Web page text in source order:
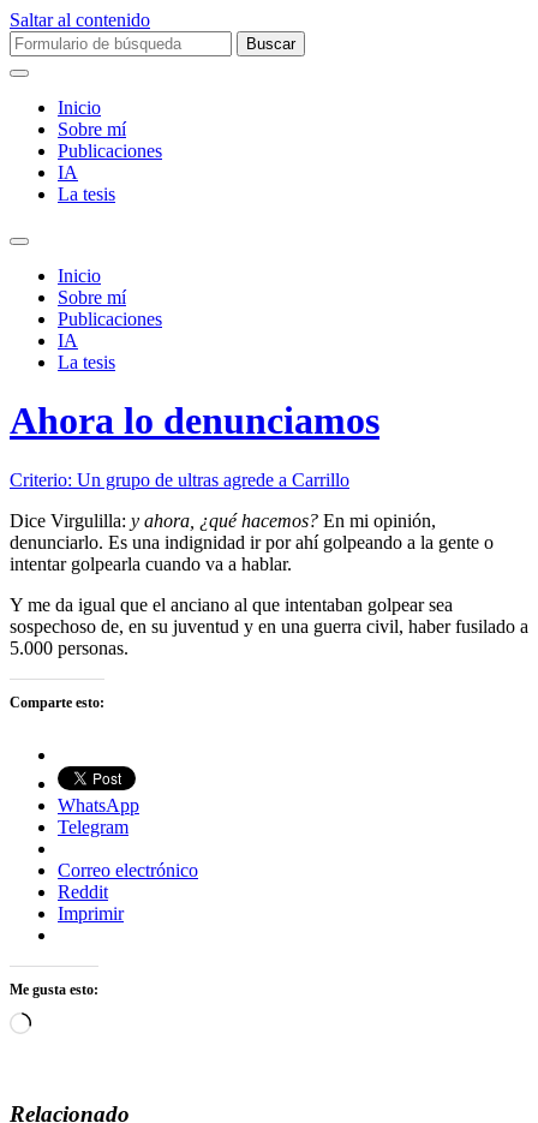
Saltar al contenido
Buscar:
Inicio
Sobre mí­
Publicaciones
IA
La tesis
Alternar
campo
búsqueda
Inicio
Sobre mí­
Publicaciones
IA
La tesis
Ahora lo denunciamos
Criterio: Un grupo de ultras agrede a Carrillo
Dice Virgulilla: y ahora, ¿qué hacemos? En mi opinión,
denunciarlo. Es una indignidad ir por ahí golpeando a la gente o
intentar golpearla cuando va a hablar.
Y me da igual que el anciano al que intentaban golpear sea
sospechoso de, en su juventud y en una guerra civil, haber fusilado a
5.000 personas.
Comparte esto:
WhatsApp
Telegram
Correo electrónico
Reddit
Imprimir
Me gusta esto:
Cargando...
Relacionado